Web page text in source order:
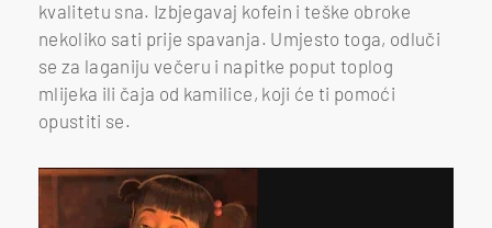
kvalitetu sna. Izbjegavaj kofein i teške obroke
nekoliko sati prije spavanja. Umjesto toga, odluči
se za laganiju večeru i napitke poput toplog
mlijeka ili čaja od kamilice, koji će ti pomoći
opustiti se.